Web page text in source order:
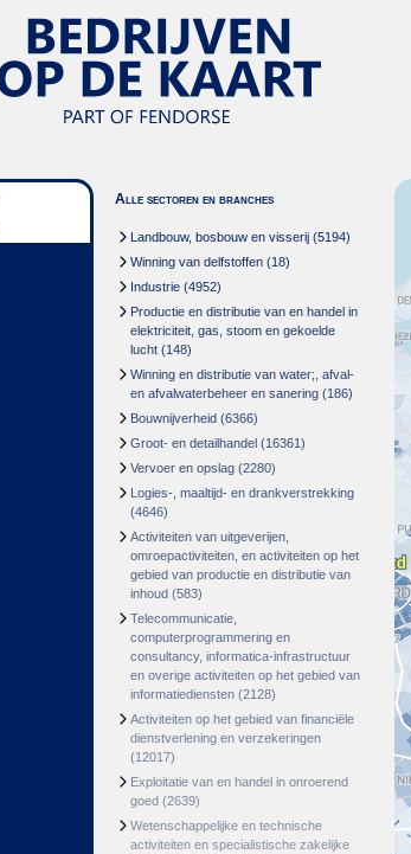
Alle sectoren en branches
Landbouw, bosbouw en visserij (5194)
Winning van delfstoffen (18)
Industrie (4952)
Productie en distributie van en handel in
elektriciteit, gas, stoom en gekoelde
lucht (148)
Winning en distributie van water;, afval-
en afvalwaterbeheer en sanering (186)
Bouwnijverheid (6366)
Groot- en detailhandel (16361)
Vervoer en opslag (2280)
Logies-, maaltijd- en drankverstrekking
(4646)
Activiteiten van uitgeverijen,
omroepactiviteiten, en activiteiten op het
gebied van productie en distributie van
inhoud (583)
Telecommunicatie,
computerprogrammering en
consultancy, informatica-infrastructuur
en overige activiteiten op het gebied van
informatiediensten (2128)
Activiteiten op het gebied van financiële
dienstverlening en verzekeringen
(12017)
Exploitatie van en handel in onroerend
goed (2639)
Wetenschappelijke en technische
activiteiten en specialistische zakelijke